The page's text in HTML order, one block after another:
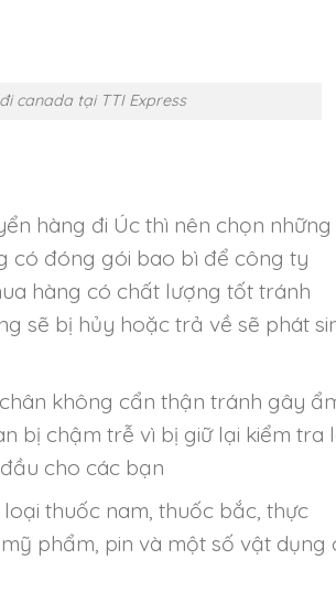
canada tại TTI Express
hàng đi Úc thì nên chọn những
có đóng gói bao bì để công ty
hàng có chất lượng tốt tránh
sẽ bị hủy hoặc trả về sẽ phát
không cẩn thận tránh gây
bị chậm trễ vì bị giữ lại kiểm tra
cho các bạn
thuốc nam, thuốc bắc, thực
phẩm, pin và một số vật dụng